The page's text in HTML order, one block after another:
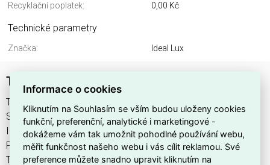
Recyklační poplatek:
0,00 Kč
Technické parametry
Značka: Ideal Lux
TAURUS PT 10W ACCENT SQUARE
TAURUS PT 10W ACCENT SQUARE najdete v kategoriích
Svítidla, Svítidla, světelné zdroje a LED osvětlení, výrobce
Ideal Lux, EAN 8021696325651, kód dodavatele . TAURUS
PT 10W ACCENT SQUARE nabízíme od 1 ks. Kód EMAS
TAURUS PT 10W ACCENT SQUARE je ELSVOS1786607.
Informace o cookies
Kliknutím na Souhlasím se vším budou uloženy cookies
funkční, preferenční, analytické i marketingové -
dokážeme vám tak umožnit pohodlné používání webu,
měřit funkčnost našeho webu i vás cílit reklamou. Své
preference můžete snadno upravit kliknutím na